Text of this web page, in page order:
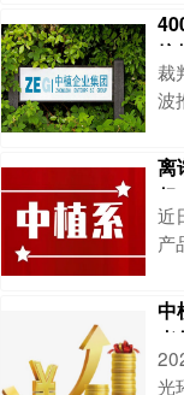
提
兑
构
坑
裁
波
理
究
牵
源
离
近
产
单
产
中
光